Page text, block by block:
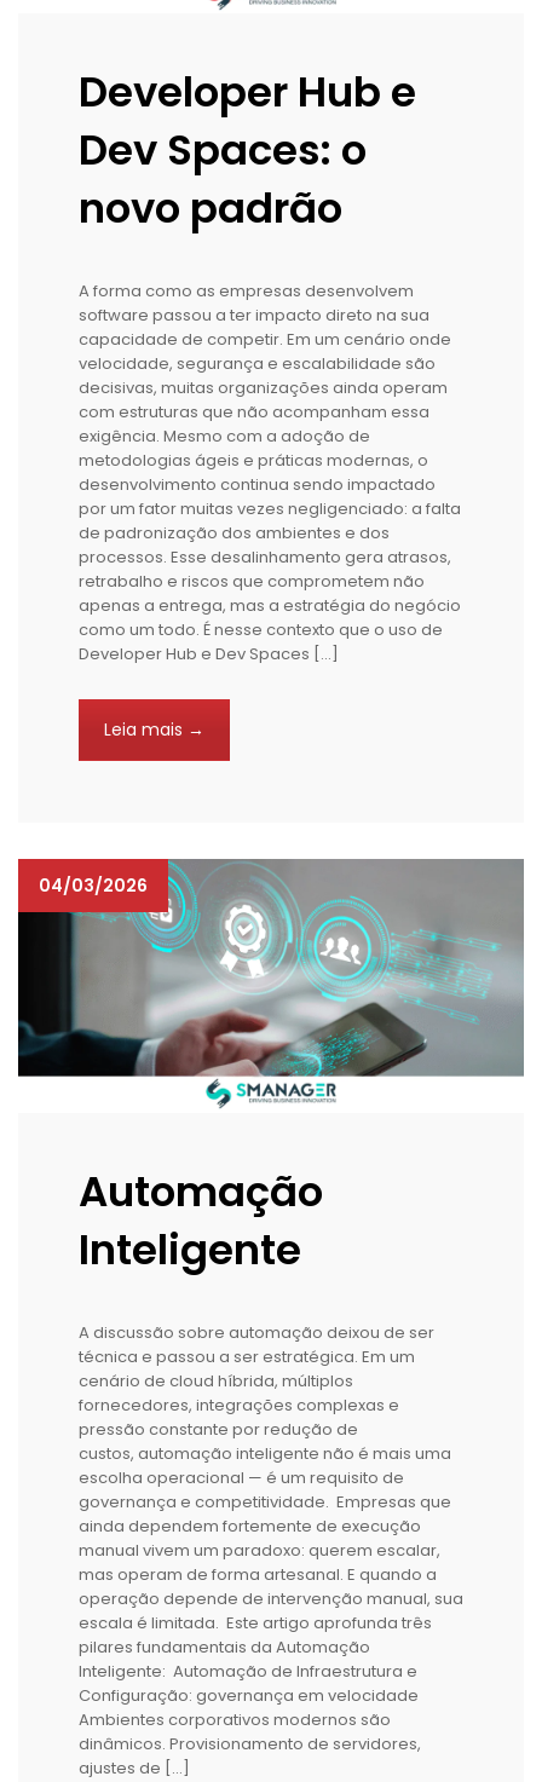
Developer Hub e
Dev Spaces: o
novo padrão
A forma como as empresas desenvolvem
software passou a ter impacto direto na sua
capacidade de competir. Em um cenário onde
velocidade, segurança e escalabilidade são
decisivas, muitas organizações ainda operam
com estruturas que não acompanham essa
exigência. Mesmo com a adoção de
metodologias ágeis e práticas modernas, o
desenvolvimento continua sendo impactado
por um fator muitas vezes negligenciado: a falta
de padronização dos ambientes e dos
processos. Esse desalinhamento gera atrasos,
retrabalho e riscos que comprometem não
apenas a entrega, mas a estratégia do negócio
como um todo. É nesse contexto que o uso de
Developer Hub e Dev Spaces […]
Leia mais →
04/03/2026
Automação
Inteligente
A discussão sobre automação deixou de ser
técnica e passou a ser estratégica. Em um
cenário de cloud híbrida, múltiplos
fornecedores, integrações complexas e
pressão constante por redução de
custos, automação inteligente não é mais uma
escolha operacional — é um requisito de
governança e competitividade. Empresas que
ainda dependem fortemente de execução
manual vivem um paradoxo: querem escalar,
mas operam de forma artesanal. E quando a
operação depende de intervenção manual, sua
escala é limitada. Este artigo aprofunda três
pilares fundamentais da Automação
Inteligente: Automação de Infraestrutura e
Configuração: governança em velocidade
Ambientes corporativos modernos são
dinâmicos. Provisionamento de servidores,
ajustes de […]